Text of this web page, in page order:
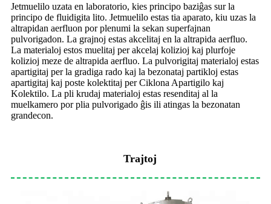
Jetmuelilo uzata en laboratorio, kies principo baziĝas sur la
principo de fluidigita lito. Jetmuelilo estas tia aparato, kiu uzas la
altrapidan aerfluon por plenumi la sekan superfajnan
pulvorigadon. La grajnoj estas akcelitaj en la altrapida aerfluo.
La materialoj estos muelitaj per akcelaj kolizioj kaj plurfoje
kolizioj meze de altrapida aerfluo. La pulvorigitaj materialoj estas
apartigitaj per la gradiga rado kaj la bezonataj partikloj estas
apartigitaj kaj poste kolektitaj per Ciklona Apartigilo kaj
Kolektilo. La pli krudaj materialoj estas resenditaj al la
muelkamero por plia pulvorigado ĝis ili atingas la bezonatan
grandecon.
Trajtoj